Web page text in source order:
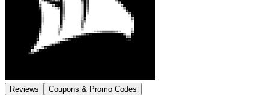
Reviews Coupons & Promo Codes